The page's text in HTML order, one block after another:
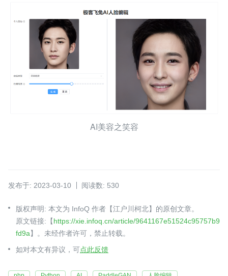
AI美容之笑容
发布于: 2023-03-10 阅读数: 530
版权声明: 本文为 InfoQ 作者【江户川柯北】的原创文章。
原文链接:【https://xie.infoq.cn/article/9641167e51524c95757b9
fd9a】。未经作者许可，禁止转载。
如对本文有异议，可点此反馈